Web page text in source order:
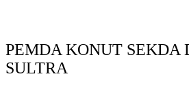
PEMDA KONUT SEKDA
SULTRA